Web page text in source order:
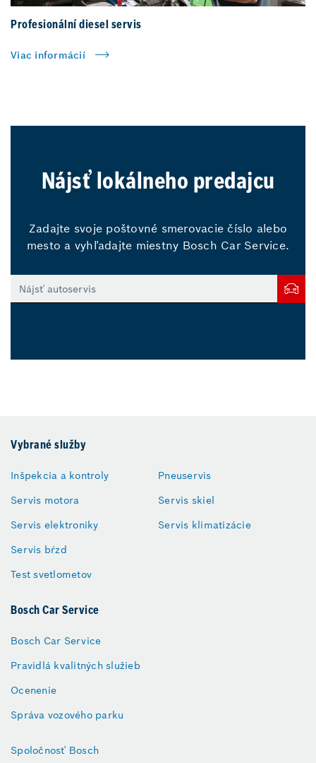
Profesionální diesel servis
Viac informácií
Nájsť lokálneho predajcu
Zadajte svoje poštovné smerovacie číslo alebo
mesto a vyhľadajte miestny Bosch Car Service.
Vybrané služby
Inšpekcia a kontroly
Servis motora
Servis elektroniky
Servis bŕzd
Test svetlometov
Pneuservis
Servis skiel
Servis klimatizácie
Bosch Car Service
Bosch Car Service
Pravidlá kvalitných služieb
Ocenenie
Správa vozového parku
Spoločnosť Bosch